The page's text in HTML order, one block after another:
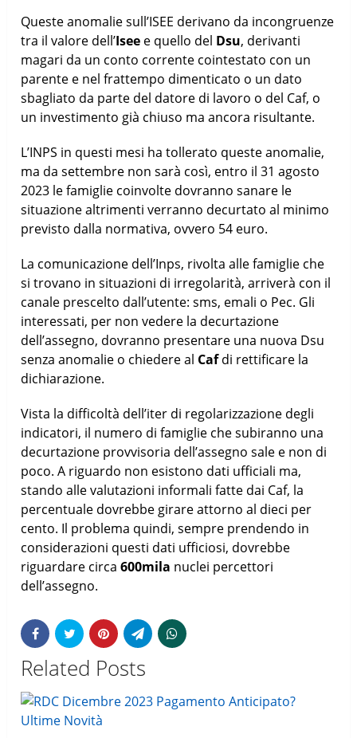
Queste anomalie sull’ISEE derivano da incongruenze
tra il valore dell’Isee e quello del Dsu, derivanti
magari da un conto corrente cointestato con un
parente e nel frattempo dimenticato o un dato
sbagliato da parte del datore di lavoro o del Caf, o
un investimento già chiuso ma ancora risultante.
L’INPS in questi mesi ha tollerato queste anomalie,
ma da settembre non sarà così, entro il 31 agosto
2023 le famiglie coinvolte dovranno sanare le
situazione altrimenti verranno decurtato al minimo
previsto dalla normativa, ovvero 54 euro.
La comunicazione dell’Inps, rivolta alle famiglie che
si trovano in situazioni di irregolarità, arriverà con il
canale prescelto dall’utente: sms, emali o Pec. Gli
interessati, per non vedere la decurtazione
dell’assegno, dovranno presentare una nuova Dsu
senza anomalie o chiedere al Cafdi rettificare la
dichiarazione.
Vista la difficoltà dell’iter di regolarizzazione degli
indicatori, il numero di famiglie che subiranno una
decurtazione provvisoria dell’assegno sale e non di
poco. A riguardo non esistono dati ufficiali ma,
stando alle valutazioni informali fatte dai Caf, la
percentuale dovrebbe girare attorno al dieci per
cento. Il problema quindi, sempre prendendo in
considerazioni questi dati ufficiosi, dovrebbe
riguardare circa600mila nuclei percettori
dell’assegno.
Related Posts